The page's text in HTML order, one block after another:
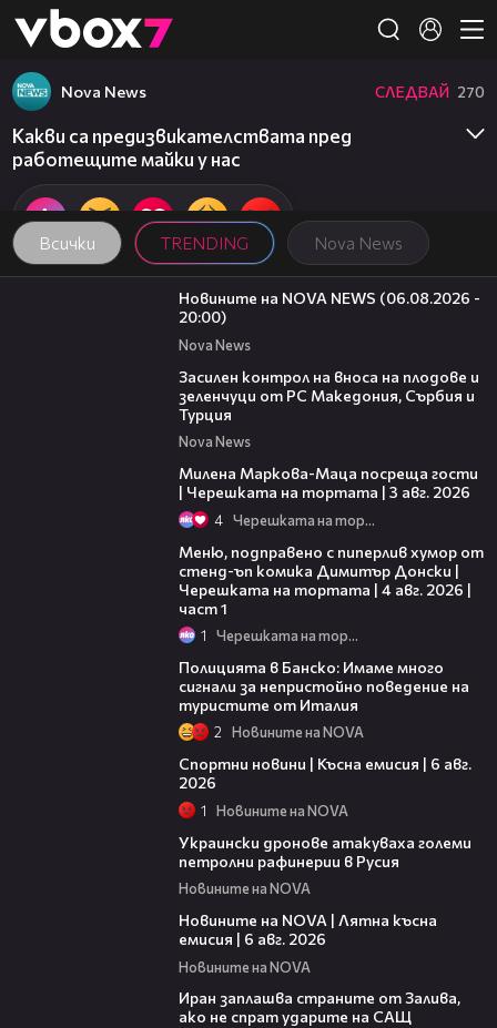
👾
Всички TRENDING Nova News
Nova News СЛЕДВАЙ 270
Какви са предизвикателствата пред
работещите майки у нас
23:12
Новините на NOVA NEWS (06.08.2026 -
20:00)
Nova News
Засилен контрол на вноса на плодове и
зеленчуци от РС Македония, Сърбия и
Турция
Nova News
Милена Маркова-Маца посреща гости
| Черешката на тортата | 3 авг. 2026
4 Черешката на тортата
Меню, подправено с пиперлив хумор от
стенд-ъп комика Димитър Донски |
Черешката на тортата | 4 авг. 2026 |
част 1
1 Черешката на тортата
Полицията в Банско: Имаме много
сигнали за непристойно поведение на
туристите от Италия
2 Новините на NOVA
Спортни новини | Късна емисия | 6 авг.
2026
1 Новините на NOVA
Украински дронове атакуваха големи
петролни рафинерии в Русия
Новините на NOVA
Новините на NOVA | Лятна късна
емисия | 6 авг. 2026
Новините на NOVA
Иран заплашва страните от Залива,
ако не спрат ударите на САЩ